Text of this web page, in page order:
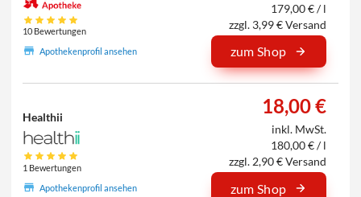
10 Bewertungen
Apothekenprofil ansehen
179,00 € / l
zzgl. 3,99 € Versand
zum Shop
Healthii
1 Bewertungen
Apothekenprofil ansehen
18,00 €
inkl. MwSt.
180,00 € / l
zzgl. 2,90 € Versand
zum Shop